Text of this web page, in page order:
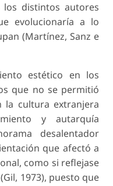
distintos autores
evolucionaría a lo
(Martínez, Sanz e
estético en los
que no se permitió
la cultura extranjera
y autarquía
desalentador
que afectó a
como si reflejase
1973), puesto que